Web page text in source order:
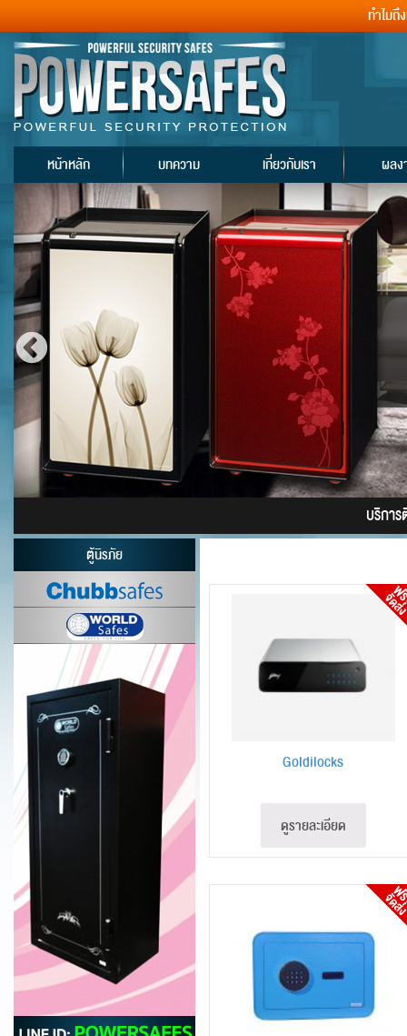
ทำไมถึ
หน้าหลัก บทความ เกี่ยวกับเรา ผลง
บริการ
ตู้นิรภัย
Goldilocks
ดูรายละเอียด